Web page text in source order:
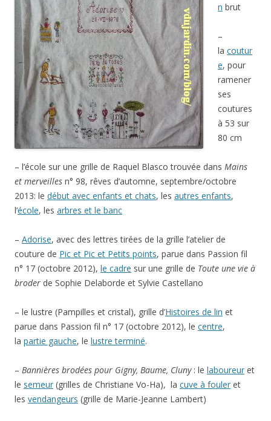
n brut
–
la coutur
e, pour
ramener
ses
coutures
à 53 sur
80 cm
– l’école sur une grille de Raquel Blasco trouvée dans Mains
et merveilles n° 98, rêves d’automne, septembre/octobre
2013: le début avec enfants et chats, les autres enfants,
l’école, les arbres et le banc
– Adorise, avec des lettres tirées de la grille l’atelier de
couture de Pic et Pic et Petits points, parue dans Passion fil
n° 17 (octobre 2012), le cadre sur une grille de Toute une vie à
broder de Sophie Delaborde et Sylvie Castellano
– le lustre (Pampilles et cristal), grille d’Histoires de lin et
parue dans Passion fil n° 17 (octobre 2012), le centre,
la partie gauche, le lustre terminé.
– Bannières brodées pour Gigny, Baume, Cluny : le laboureur et
le semeur (grilles de Christiane Vo-Ha), la cuve à fouler et
les vendangeurs (grille de Marie-Jeanne Lambert)